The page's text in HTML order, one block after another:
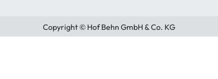
Copyright © Hof Behn GmbH & Co. KG